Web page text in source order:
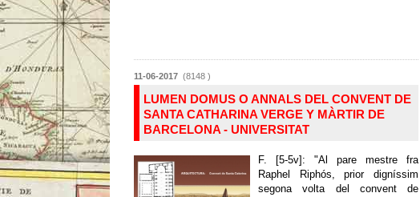
11-06-2017 (8148 )
LUMEN DOMUS O ANNALS DEL CONVENT DE
SANTA CATHARINA VERGE Y MÀRTIR DE
BARCELONA - UNIVERSITAT
F. [5-5v]: "Al pare mestre fra
Raphel Riphós, prior digníssim
segona volta del convent de